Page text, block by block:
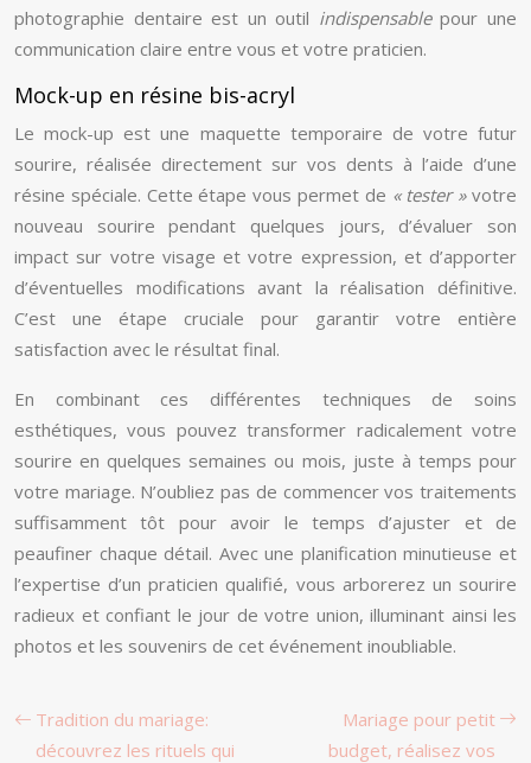
photographie dentaire est un outil indispensablepour une
communication claire entre vous et votre praticien.
Mock-up en résine bis-acryl
Le mock-up est une maquette temporaire de votre futur
sourire, réalisée directement sur vos dents à l’aide d’une
résine spéciale. Cette étape vous permet de « tester »votre
nouveau sourire pendant quelques jours, d’évaluer son
impact sur votre visage et votre expression, et d’apporter
d’éventuelles modifications avant la réalisation définitive.
C’est une étape cruciale pour garantir votre entière
satisfaction avec le résultat final.
En combinant ces différentes techniques de soins
esthétiques, vous pouvez transformer radicalement votre
sourire en quelques semaines ou mois, juste à temps pour
votre mariage. N’oubliez pas de commencer vos traitements
suffisamment tôt pour avoir le temps d’ajuster et de
peaufiner chaque détail. Avec une planification minutieuse et
l’expertise d’un praticien qualifié, vous arborerez un sourire
radieux et confiant le jour de votre union, illuminant ainsi les
photos et les souvenirs de cet événement inoubliable.
Tradition du mariage:
découvrez les rituels qui
Mariage pour petit
budget, réalisez vos